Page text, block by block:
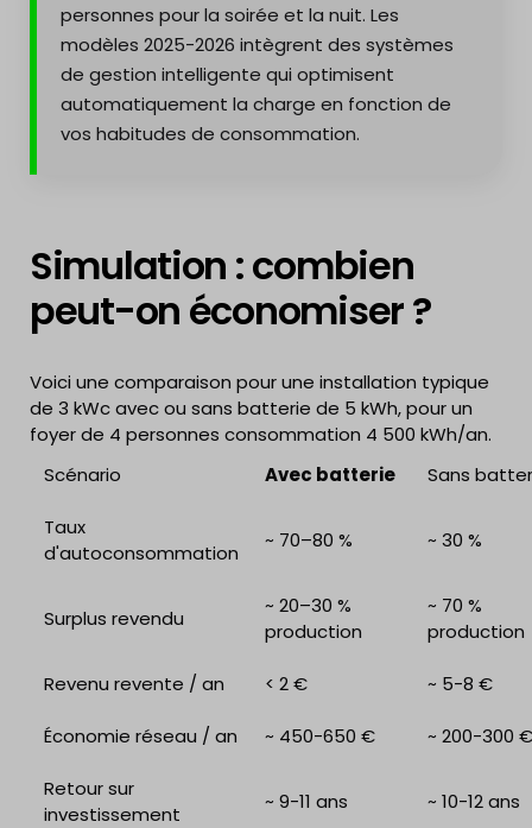
personnes pour la soirée et la nuit. Les
modèles 2025-2026 intègrent des systèmes
de gestion intelligente qui optimisent
automatiquement la charge en fonction de
vos habitudes de consommation.
Simulation : combien
peut-on économiser ?
Voici une comparaison pour une installation typique
de 3 kWc avec ou sans batterie de 5 kWh, pour un
foyer de 4 personnes consommation 4 500 kWh/an.
Scénario
Avec batterie Sans
Taux
d'autoconsommation
~ 70–80 % ~ 30 %
Surplus revendu
~ 20–30 %
production
~ 70 %
production
Revenu revente / an < 2 € ~ 5-8 €
Économie réseau / an ~ 450-650 € ~ 200-300 €
Retour sur
investissement
~ 9-11 ans ~ 10-12 ans